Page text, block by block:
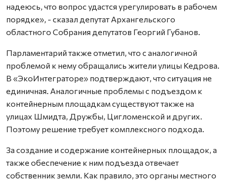
надеюсь, что вопрос удастся урегулировать в рабочем
порядке», - сказал депутат Архангельского
областного Собрания депутатов Георгий Губанов.
Парламентарий также отметил, что с аналогичной
проблемой к нему обращались жители улицы Кедрова.
В «ЭкоИнтеграторе» подтверждают, что ситуация не
единичная. Аналогичные проблемы с подъездом к
контейнерным площадкам существуют также на
улицах Шмидта, Дружбы, Цигломенской и других.
Поэтому решение требует комплексного подхода.
За создание и содержание контейнерных площадок, а
также обеспечение к ним подъезда отвечает
собственник земли. Как правило, это органы местного